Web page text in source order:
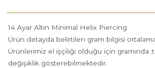
14 Ayar Altın Minimal Helix Piercing
Ürün detayda belirtilen gram bilgisi
Ürünlerimiz el işçiliği olduğu için gramında
değişiklik gösterebilmektedir.